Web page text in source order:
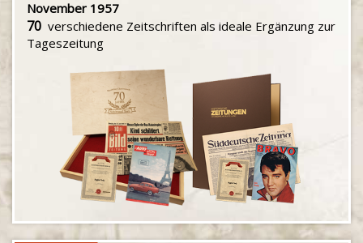
November 1957
70 verschiedene Zeitschriften als ideale Ergänzung zur
Tageszeitung